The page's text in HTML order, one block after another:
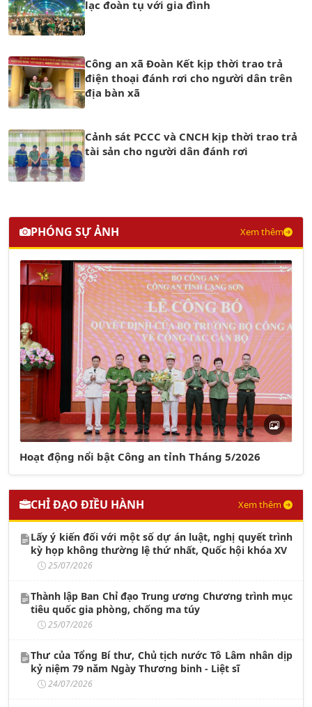
lạc đoàn tụ với gia đình
Công an xã Đoàn Kết kịp thời trao trả
điện thoại đánh rơi cho người dân trên
địa bàn xã
Cảnh sát PCCC và CNCH kịp thời trao trả
tài sản cho người dân đánh rơi
PHÓNG SỰ ẢNH Xem thêm
Hoạt động nổi bật Công an tỉnh Tháng 5/2026
CHỈ ĐẠO ĐIỀU HÀNH Xem thêm
Lấy ý kiến đối với một số dự án luật, nghị quyết trình
kỳ họp không thường lệ thứ nhất, Quốc hội khóa XV
25/07/2026
Thành lập Ban Chỉ đạo Trung ương Chương trình mục
tiêu quốc gia phòng, chống ma túy
25/07/2026
Thư của Tổng Bí thư, Chủ tịch nước Tô Lâm nhân dịp
kỷ niệm 79 năm Ngày Thương binh - Liệt sĩ
24/07/2026